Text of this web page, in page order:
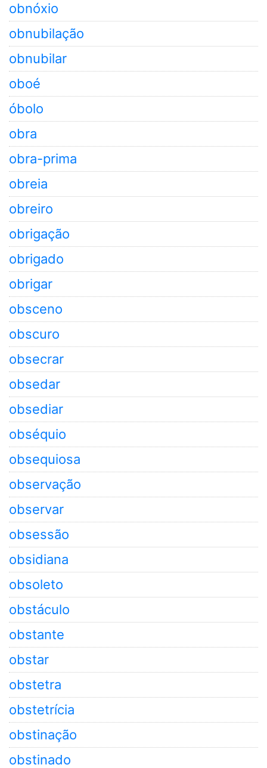
obnóxio
obnubilação
obnubilar
oboé
óbolo
obra
obra-prima
obreia
obreiro
obrigação
obrigado
obrigar
obsceno
obscuro
obsecrar
obsedar
obsediar
obséquio
obsequiosa
observação
observar
obsessão
obsidiana
obsoleto
obstáculo
obstante
obstar
obstetra
obstetrícia
obstinação
obstinado